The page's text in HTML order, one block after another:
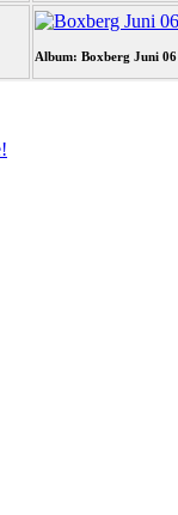
Album: Boxberg Juni 06